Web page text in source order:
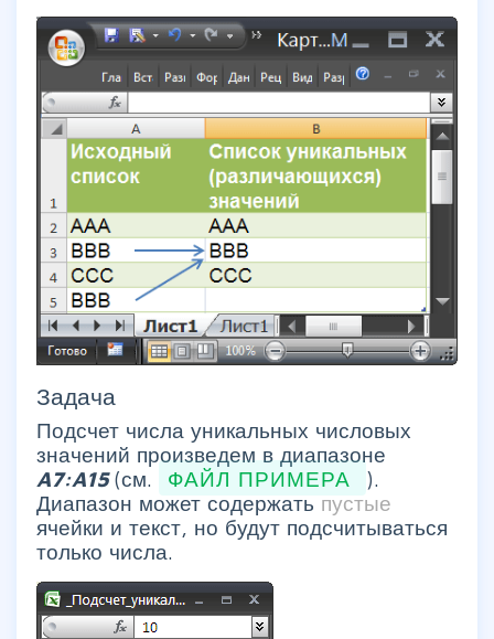
Задача
Подсчет числа уникальных числовых
значений произведем в диапазоне
A7:A15(см. ФАЙЛ ПРИМЕРА
).
Диапазон может содержать пустые
ячейки и текст, но будут подсчитываться
только числа.